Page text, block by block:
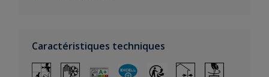
Caractéristiques techniques